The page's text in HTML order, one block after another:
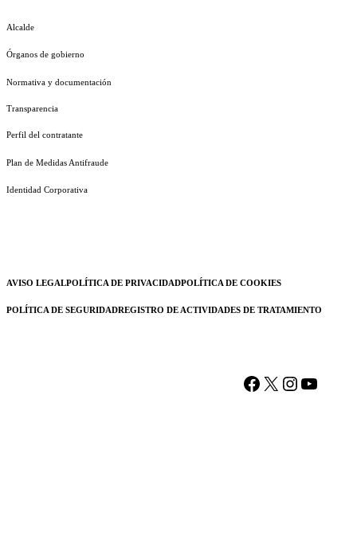
Alcalde
Órganos de gobierno
Normativa y documentación
Transparencia
Perfil del contratante
Plan de Medidas Antifraude
Identidad Corporativa
AVISO LEGALPOLÍTICA DE PRIVACIDADPOLÍTICA DE COOKIES
POLÍTICA DE SEGURIDADREGISTRO DE ACTIVIDADES DE TRATAMIENTO
Facebook
X Instagram